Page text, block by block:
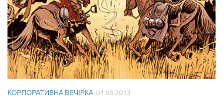
КОРПОРАТИВНА ВЕЧІРКА 01.05.2013